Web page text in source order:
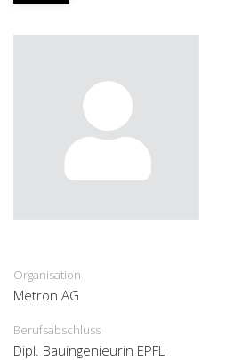
Organisation
Metron AG
Berufsabschluss
Dipl. Bauingenieurin EPFL